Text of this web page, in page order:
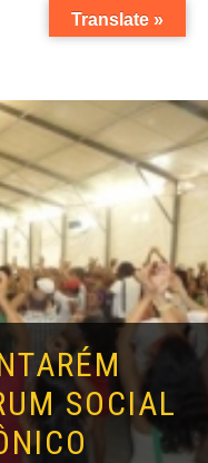
SOCIAL
Translate »